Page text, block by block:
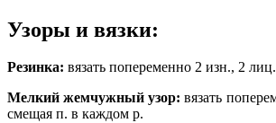
Узоры и вязки:
Резинка: вязать попеременно 2 изн., 2 лиц.
Мелкий жемчужный узор: вязать
смещая п. в каждом р.